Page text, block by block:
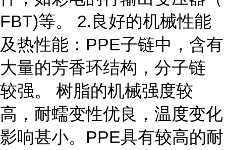
FBT)等。 2.良好的机械性能
及热性能：PPE子链中，含有
大量的芳香环结构，分子链
较强。 树脂的机械强度较
高，耐蠕变性优良，温度变化
影响甚小。PPE具有较高的耐